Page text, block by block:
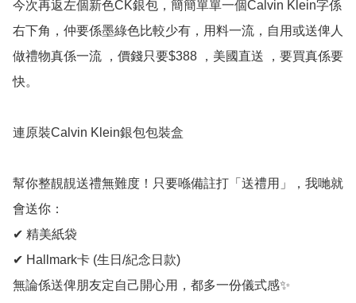
今次再返左個新色CK銀包，簡簡單單一個Calvin Klein字係
右下角，仲要係墨綠色比較少有，用料一流，自用或送俾人
做禮物真係一流 ，價錢只要$388 ，美國直送 ，要買真係要
快。
連原裝Calvin Klein銀包包裝盒
幫你整靚靚送禮無難度！只要喺備註打「送禮用」，我哋就
會送你：
✔ 精美紙袋
✔ Hallmark卡 (生日/紀念日款)
無論係送俾朋友定自己開心用，都多一份儀式感✨